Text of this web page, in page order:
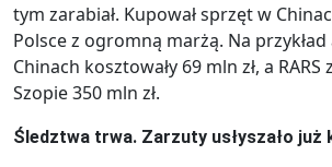
tym zarabiał. Kupował sprzęt w
Polsce z ogromną marżą. Na
Chinach kosztowały 69 mln zł, a RARS
Szopie 350 mln zł.
Śledztwa trwa. Zarzuty usłyszało już